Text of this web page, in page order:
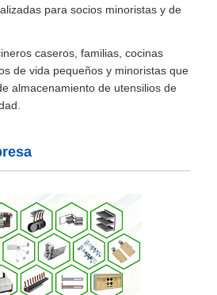
para socios minoristas y de
caseros, familias, cocinas
de vida pequeños y minoristas que
almacenamiento de utensilios de